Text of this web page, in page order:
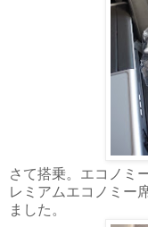
さて搭乗。エコノミ
レミアムエコノミー
ました。